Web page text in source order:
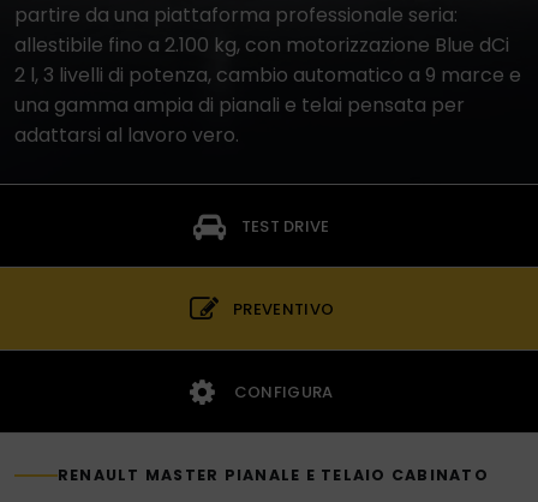
partire da una piattaforma professionale seria:
allestibile fino a 2.100 kg, con motorizzazione Blue dCi
2 l, 3 livelli di potenza, cambio automatico a 9 marce e
una gamma ampia di pianali e telai pensata per
adattarsi al lavoro vero.
TEST DRIVE
PREVENTIVO
CONFIGURA
RENAULT MASTER PIANALE E TELAIO CABINATO